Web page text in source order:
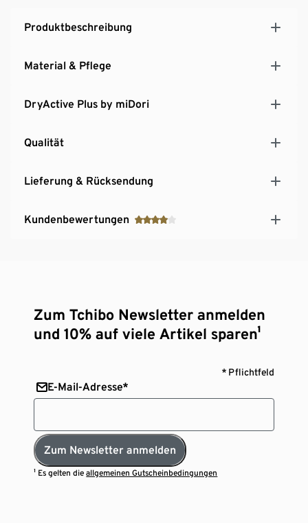
Produktbeschreibung
Material & Pflege
DryActive Plus by miDori
Qualität
Lieferung & Rücksendung
Kundenbewertungen
Zum Tchibo Newsletter anmelden
und 10% auf viele Artikel sparen¹
* Pflichtfeld
E-Mail-Adresse*
Zum Newsletter anmelden
¹ Es gelten dieallgemeinen Gutscheinbedingungen